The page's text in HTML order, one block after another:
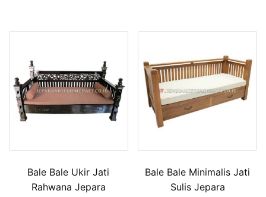
Bale Bale Ukir Jati
Rahwana Jepara
Bale Bale Minimalis Jati
Sulis Jepara